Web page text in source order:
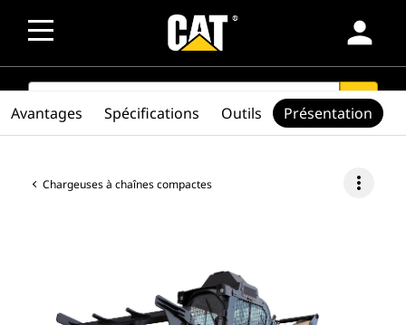
person
SEARCH search
Chargeuses à chaînes compactes more_vert
Avantages Spécifications Outils Présentation